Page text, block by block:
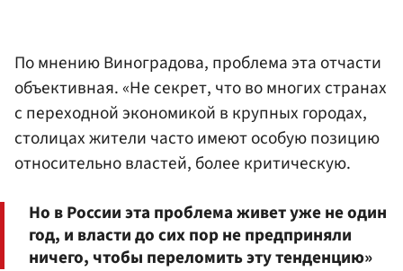
По мнению Виноградова, проблема эта отчасти
объективная. «Не секрет, что во многих странах
с переходной экономикой в крупных городах,
столицах жители часто имеют особую позицию
относительно властей, более критическую.
Но в России эта проблема живет уже не один
год, и власти до сих пор не предприняли
ничего, чтобы переломить эту тенденцию»